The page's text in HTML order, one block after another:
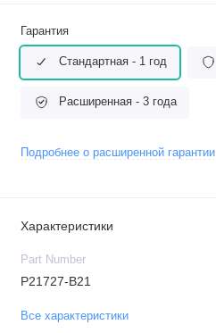
Гарантия
Стандартная - 1 год
Расширенная - 3 года
Подробнее о расширенной гарантии
Характеристики
Part Number
P21727-B21
Все характеристики